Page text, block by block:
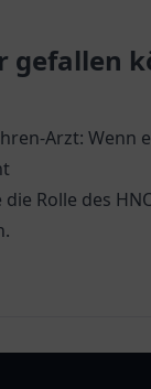
gefallen
Arzt: Wenn
die Rolle des